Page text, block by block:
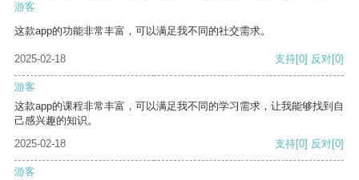
游客
这款app的功能非常丰富，可以满足我不同的社交需求。
2025-02-18 支持[0] 反对[0]
游客
这款app的课程非常丰富，可以满足我不同的学习需求，让我能够找到自
己感兴趣的知识。
2025-02-18
支持[0] 反对[0]
游客